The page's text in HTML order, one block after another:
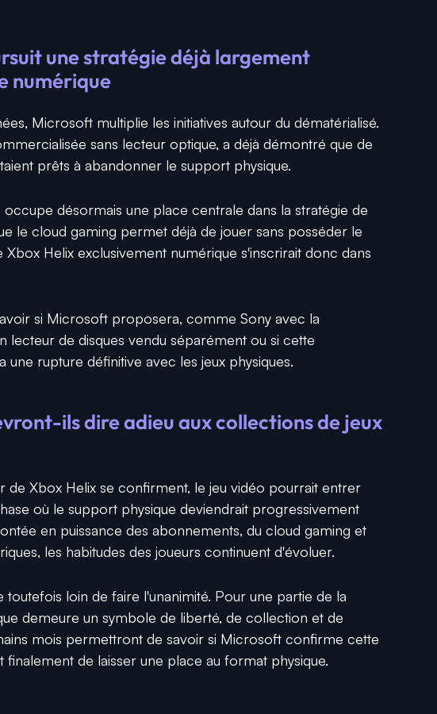
une stratégie déjà largement
numérique
Microsoft multiplie les initiatives autour du dématérialisé.
sans lecteur optique, a déjà démontré que de
prêts à abandonner le support physique.
occupe désormais une place centrale dans la stratégie de
le cloud gaming permet déjà de jouer sans posséder le
Xbox Helix exclusivement numérique s'inscrirait donc dans
si Microsoft proposera, comme Sony avec la
lecteur de disques vendu séparément ou si cette
une rupture définitive avec les jeux physiques.
ils dire adieu aux collections de jeux
de Xbox Helix se confirment, le jeu vidéo pourrait entrer
où le support physique deviendrait progressivement
en puissance des abonnements, du cloud gaming et
les habitudes des joueurs continuent d'évoluer.
toutefois loin de faire l'unanimité. Pour une partie de la
demeure un symbole de liberté, de collection et de
mois permettront de savoir si Microsoft confirme cette
finalement de laisser une place au format physique.